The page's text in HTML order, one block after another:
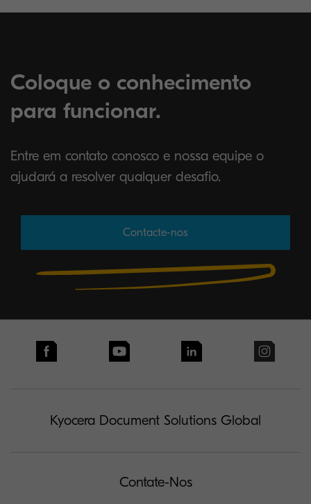
Coloque o conhecimento
para funcionar.
Entre em contato conosco e nossa equipe o
ajudará a resolver qualquer desafio.
Contacte-nos
Kyocera Document Solutions Global
Contate-Nos